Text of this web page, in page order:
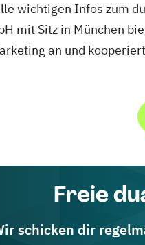
wichtigen Infos zum
mit Sitz in München
an und
Freie
schicken dir